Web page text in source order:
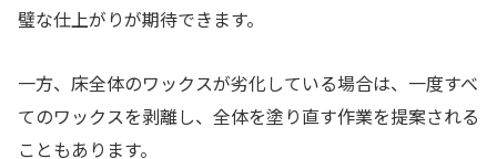
璧な仕上がりが期待できます。
一方、床全体のワックスが劣化している場合は、一度すべ
てのワックスを剥離し、全体を塗り直す作業を提案される
こともあります。